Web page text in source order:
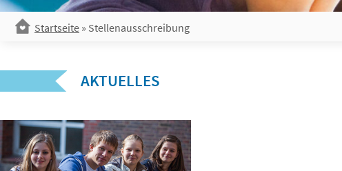
Startseite » Stellenausschreibung
AKTUELLES